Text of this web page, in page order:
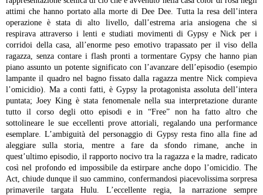
attimi che hanno portato alla morte di Dee Dee. Tutta la resa dell’intera
operazione è stata di alto livello, dall’estrema aria ansiogena che si
respirava attraverso i lenti e studiati movimenti di Gypsy e Nick per i
corridoi della casa, all’enorme peso emotivo trapassato per il viso della
ragazza, senza contare i flash pronti a tormentare Gypsy che hanno pian
piano assunto un potente significato con l’avanzare dell’episodio (esempio
lampante il quadro nel bagno fissato dalla ragazza mentre Nick compieva
l’omicidio). Ma a conti fatti, è Gypsy la protagonista assoluta dell’intera
puntata; Joey King è stata fenomenale nella sua interpretazione durante
tutto il corso degli otto episodi e in “Free” non ha fatto altro che
sottolineare le sue eccellenti prove attoriali, regalando una performance
esemplare. L’ambiguità del personaggio di Gypsy resta fino alla fine ad
aleggiare sulla storia, mentre a fare da sfondo rimane, anche in
quest’ultimo episodio, il rapporto nocivo tra la ragazza e la madre, radicato
così nel profondo ed impossibile da estirpare anche dopo l’omicidio. The
Act, chiude dunque il suo cammino, confermandosi piacevolissima sorpresa
primaverile targata Hulu. L’eccellente regia, la narrazione sempre